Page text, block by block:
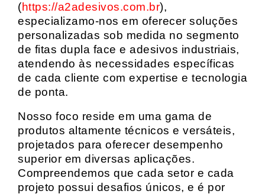
(https://a2adesivos.com.br),
especializamo-nos em oferecer soluções
personalizadas sob medida no segmento
de fitas dupla face e adesivos industriais,
atendendo às necessidades específicas
de cada cliente com expertise e tecnologia
de ponta.
Nosso foco reside em uma gama de
produtos altamente técnicos e versáteis,
projetados para oferecer desempenho
superior em diversas aplicações.
Compreendemos que cada setor e cada
projeto possui desafios únicos, e é por